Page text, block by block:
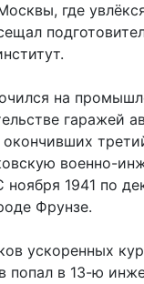
где
на
гаражей
военно-
1941 по
Фрунзе.
ускоренных
попал в 13-ю